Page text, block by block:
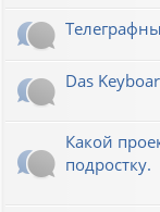
Das
Какой
подростку.